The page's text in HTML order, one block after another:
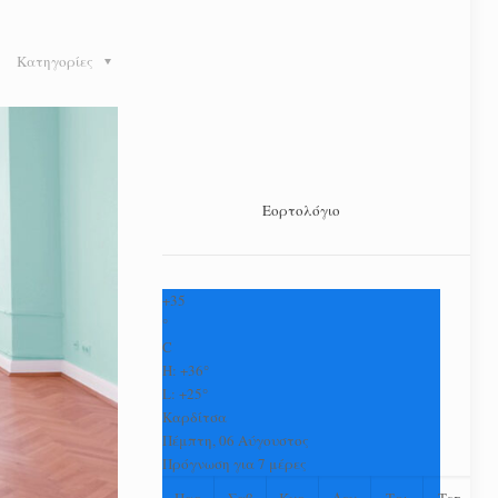
Κατηγορίες
Εορτολόγιο
+35
°
C
H:+36°
L:+25°
Καρδίτσα
Πέμπτη, 06 Αύγουστος
Πρόγνωση για 7 μέρες